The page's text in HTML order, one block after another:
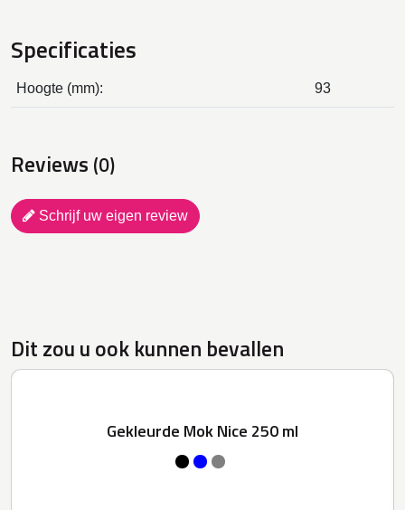
Specificaties
Hoogte (mm): 93
Reviews (0)
Schrijf uw eigen review
Dit zou u ook kunnen bevallen
Gekleurde Mok Nice 250 ml